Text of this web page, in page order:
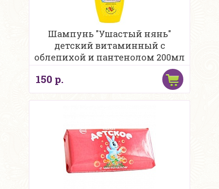
Шампунь "Ушастый нянь"
детский витаминный с
облепихой и пантенолом 200мл
150 р.